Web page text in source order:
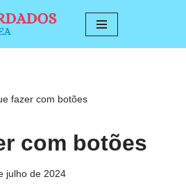
fazer com botões
com botões
julho de 2024